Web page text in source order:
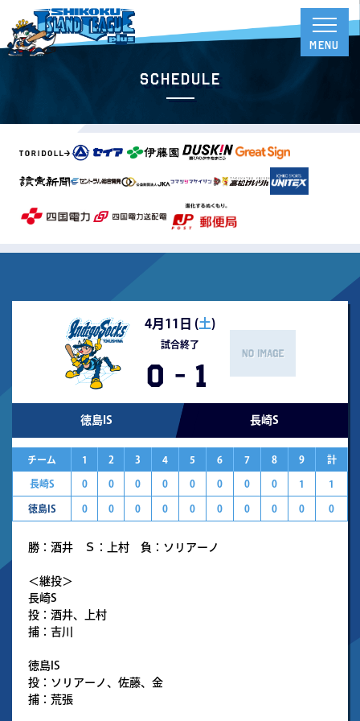
Schedule
4月11日 (土)
試合終了
0 - 1
徳島IS 長崎S
チーム 1 2 3 4 5 6 7 8 9 計
長崎S 0 0 0 0 0 0 0 0 1 1
徳島IS 0 0 0 0 0 0 0 0 0 0
勝：酒井 Ｓ：上村 負：ソリアーノ
＜継投＞
長崎S
投：酒井、上村
捕：吉川
徳島IS
投：ソリアーノ、佐藤、金
捕：荒張